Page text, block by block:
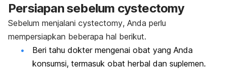
Persiapan sebelum cystectomy
Sebelum menjalani cystectomy, Anda perlu
mempersiapkan beberapa hal berikut.
Beri tahu dokter mengenai obat yang Anda
konsumsi, termasuk obat herbal dan suplemen.